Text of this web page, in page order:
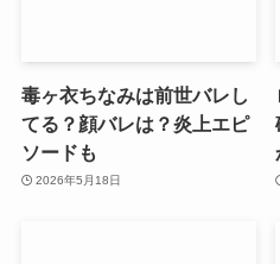
毒ヶ衣ちなみは前世バレし
てる？顔バレは？炎上エピ
ソードも
2026年5月18日